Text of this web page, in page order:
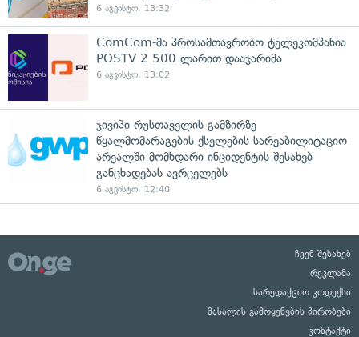
6 აგვისტო, 13:32
ComCom-მა პროსამთავრობო ტელეკომპანია
POSTV 2 500 ლარით დააჯარიმა
6 აგვისტო, 13:02
ჯივიპი რუსთაველის გამზირზე
წყალმომარაგების ქსელების სარეაბილიტაციო
არეალში მომხდარი ინციდენტის შესახებ
განცხადებას ავრცელებს
6 აგვისტო, 12:40
ჩვენ შესახებ
რეკლამა
სარედაქციო კოდექსი
მასალის გამოყენების პირობები
კონტაქტი